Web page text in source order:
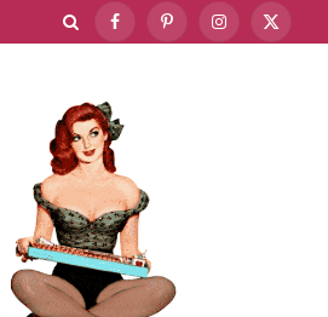
FacebookPinterestInstagram
X